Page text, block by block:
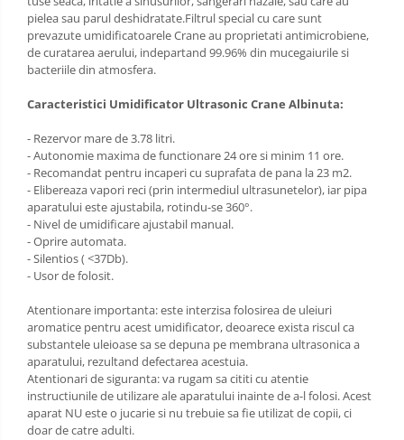
pielea sau parul deshidratate.Filtrul special cu care sunt
prevazute umidificatoarele Crane au proprietati antimicrobiene,
de curatarea aerului, indepartand 99.96% din mucegaiurile si
bacteriile din atmosfera.
Caracteristici Umidificator Ultrasonic Crane Albinuta:
- Rezervor mare de 3.78 litri.
- Autonomie maxima de functionare 24 ore si minim 11 ore.
- Recomandat pentru incaperi cu suprafata de pana la 23 m2.
- Elibereaza vapori reci (prin intermediul ultrasunetelor), iar pipa
aparatului este ajustabila, rotindu-se 360°.
- Nivel de umidificare ajustabil manual.
- Oprire automata.
- Silentios ( <37Db).
- Usor de folosit.
Atentionare importanta: este interzisa folosirea de uleiuri
aromatice pentru acest umidificator, deoarece exista riscul ca
substantele uleioase sa se depuna pe membrana ultrasonica a
aparatului, rezultand defectarea acestuia.
Atentionari de siguranta: va rugam sa cititi cu atentie
instructiunile de utilizare ale aparatului inainte de a-l folosi. Acest
aparat NU este o jucarie si nu trebuie sa fie utilizat de copii, ci
doar de catre adulti.